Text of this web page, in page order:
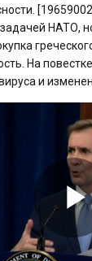
задачей НАТО,
На
и